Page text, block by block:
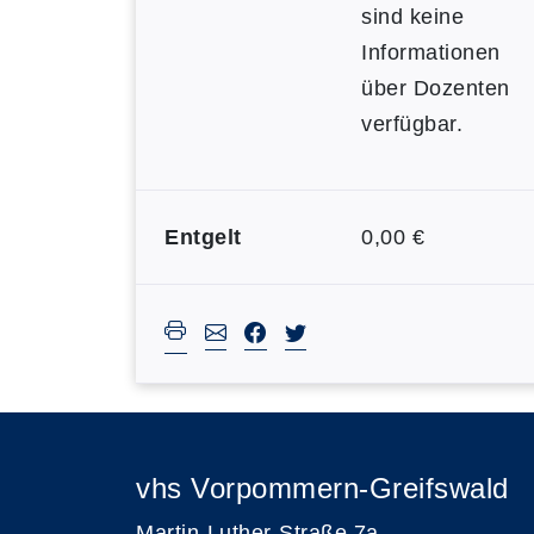
sind keine
Informationen
über Dozenten
verfügbar.
Entgelt 0,00 €
vhs Vorpommern-Greifswald